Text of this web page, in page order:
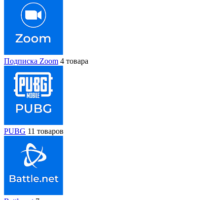
Подписка Zoom 4 товара
PUBG 11 товаров